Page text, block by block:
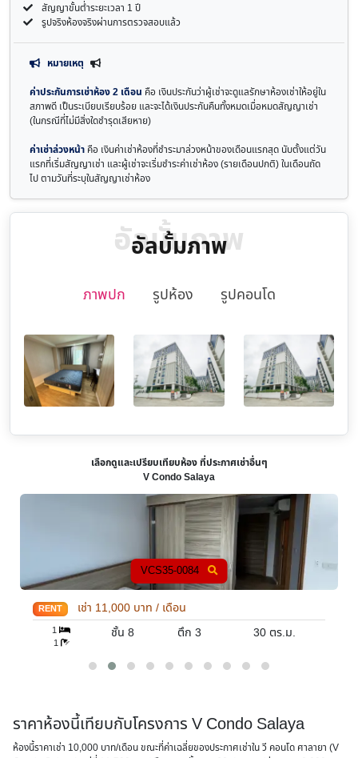
สัญญาขั้นต่ำระยะเวลา 1 ปี
รูปจริงห้องจริงผ่านการตรวจสอบแล้ว
หมายเหตุ
ค่าประกันการเช่าห้อง 2 เดือน คือ เงินประกันว่าผู้เช่าจะดูแลรักษาห้องเช่าให้อยู่ใน
สภาพดี เป็นระเบียบเรียบร้อย และจะได้เงินประกันคืนทั้งหมดเมื่อหมดสัญญาเช่า
(ในกรณีที่ไม่มีสิ่งใดชำรุดเสียหาย)
ค่าเช่าล่วงหน้า คือ เงินค่าเช่าห้องที่ชำระมาล่วงหน้าของเดือนแรกสุด นับตั้งแต่วัน
แรกที่เริ่มสัญญาเช่า และผู้เช่าจะเริ่มชำระค่าเช่าห้อง (รายเดือนปกติ) ในเดือนถัด
ไป ตามวันที่ระบุในสัญญาเช่าห้อง
อัลบั้มภาพ
อัลบั้มภาพ
ภาพปก รูปห้อง รูปคอนโด
เลือกดูและเปรียบเทียบห้อง ที่ประกาศเช่าอื่นๆ
V Condo Salaya
VCS35-0084
RENT เช่า 11,000 บาท / เดือน
1
1
ชั้น 8 ตึก 3 30 ตร.ม.
ราคาห้องนี้เทียบกับโครงการ V Condo Salaya
ห้องนี้ราคาเช่า 10,000 บาท/เดือน ขณะที่ค่าเฉลี่ยของประกาศเช่าใน วี คอนโด ศาลายา (V